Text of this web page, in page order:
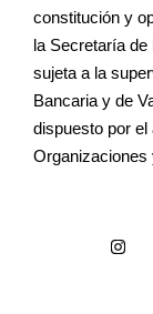
constitución y
la Secretaría
sujeta a la
Bancaria y de
dispuesto por
Organizaciones